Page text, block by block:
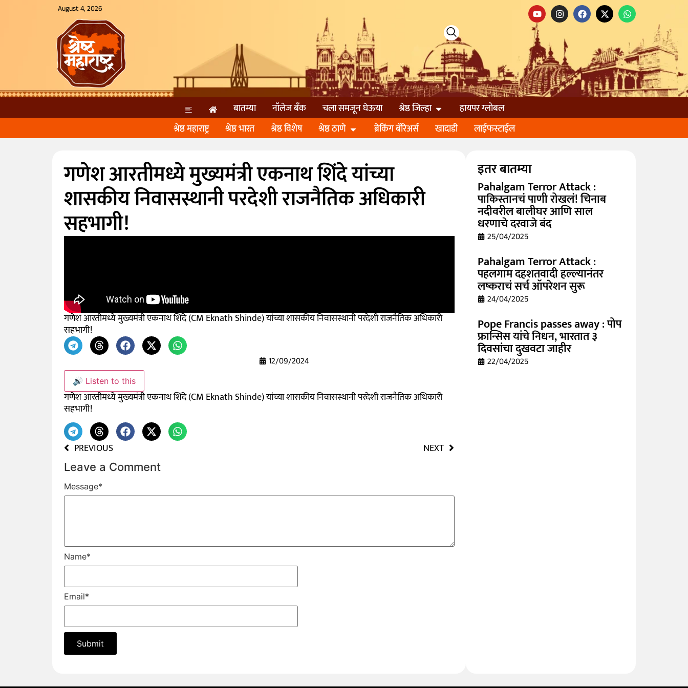
August 4, 2026
बातम्या नॉलेज बॅंक चला समजून घेऊया श्रेष्ठ जिल्हा
हायपर ग्लोबल
श्रेष्ठ महाराष्ट्र
श्रेष्ठ भारत श्रेष्ठ विशेष श्रेष्ठ ठाणे ब्रेकिंग बॅरिअर्स खादाडी लाईफस्टाईल
गणेश आरतीमध्ये मुख्यमंत्री एकनाथ शिंदे यांच्या
शासकीय निवासस्थानी परदेशी राजनैतिक अधिकारी
सहभागी!
गणेश आरतीमध्ये मुख्यमंत्री एकनाथ शिंदे (CM Eknath Shinde) यांच्या शासकीय निवासस्थानी परदेशी राजनैतिक अधिकारी
सहभागी!
12/09/2024
🔊 Listen to this
गणेश आरतीमध्ये मुख्यमंत्री एकनाथ शिंदे (CM Eknath Shinde) यांच्या शासकीय निवासस्थानी परदेशी राजनैतिक अधिकारी
सहभागी!
PREVIOUS NEXT
Leave a Comment
Message*
Name*
Email*
इतर बातम्या
Pahalgam Terror Attack :
पाकिस्तानचं पाणी रोखलं! चिनाब
नदीवरील बालीघर आणि साल
धरणाचे दरवाजे बंद
25/04/2025
Pahalgam Terror Attack :
पहलगाम दहशतवादी हल्ल्यानंतर
लष्कराचं सर्च ऑपरेशन सुरू
24/04/2025
Pope Francis passes away : पोप
फ्रान्सिस यांचे निधन, भारतात ३
दिवसांचा दुखवटा जाहीर
22/04/2025